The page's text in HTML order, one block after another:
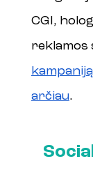
CGI,
reklamos
arčiau.